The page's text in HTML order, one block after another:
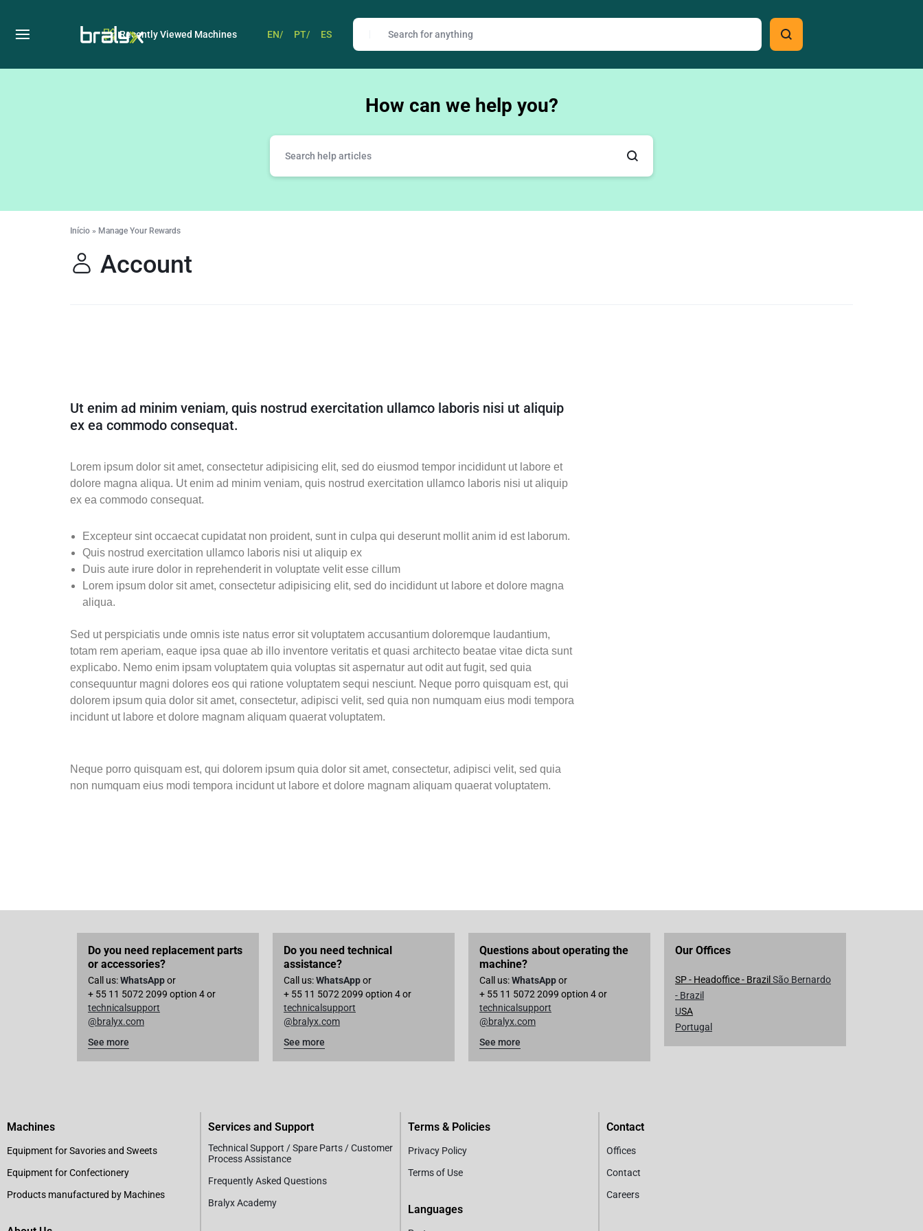
EN
Recently Viewed Machines EN/ PT/ ES
How can we help you?
Início » Manage Your Rewards
Account
Ut enim ad minim veniam, quis nostrud exercitation ullamco laboris nisi ut aliquip
ex ea commodo consequat.
Lorem ipsum dolor sit amet, consectetur adipisicing elit, sed do eiusmod tempor incididunt ut labore et
dolore magna aliqua. Ut enim ad minim veniam, quis nostrud exercitation ullamco laboris nisi ut aliquip
ex ea commodo consequat.
Excepteur sint occaecat cupidatat non proident, sunt in culpa qui deserunt mollit anim id est laborum.
Quis nostrud exercitation ullamco laboris nisi ut aliquip ex
Duis aute irure dolor in reprehenderit in voluptate velit esse cillum
Lorem ipsum dolor sit amet, consectetur adipisicing elit, sed do incididunt ut labore et dolore magna
aliqua.
Sed ut perspiciatis unde omnis iste natus error sit voluptatem accusantium doloremque laudantium,
totam rem aperiam, eaque ipsa quae ab illo inventore veritatis et quasi architecto beatae vitae dicta sunt
explicabo. Nemo enim ipsam voluptatem quia voluptas sit aspernatur aut odit aut fugit, sed quia
consequuntur magni dolores eos qui ratione voluptatem sequi nesciunt. Neque porro quisquam est, qui
dolorem ipsum quia dolor sit amet, consectetur, adipisci velit, sed quia non numquam eius modi tempora
incidunt ut labore et dolore magnam aliquam quaerat voluptatem.
Neque porro quisquam est, qui dolorem ipsum quia dolor sit amet, consectetur, adipisci velit, sed quia
non numquam eius modi tempora incidunt ut labore et dolore magnam aliquam quaerat voluptatem.
Do you need replacement parts
or accessories?
Call us:WhatsAppor
+ 55 11 5072 2099 option 4 or
technicalsupport
@bralyx.com
See more
Do you need technical
assistance?
Call us:WhatsAppor
+ 55 11 5072 2099 option 4 or
technicalsupport
@bralyx.com
See more
Questions about operating the
machine?
Call us:WhatsAppor
+ 55 11 5072 2099 option 4 or
technicalsupport
@bralyx.com
See more
Our Offices
SP - Headoffice - BrazilSão Bernardo
- Brazil
USA
Portugal
Machines
Equipment for Savories and Sweets
Equipment for Confectionery
Products manufactured by Machines
Services and Support
Technical Support / Spare Parts / Customer
Process Assistance
Frequently Asked Questions
Bralyx Academy
Terms & Policies
Privacy Policy
Terms of Use
Languages
Contact
Offices
Contact
Careers